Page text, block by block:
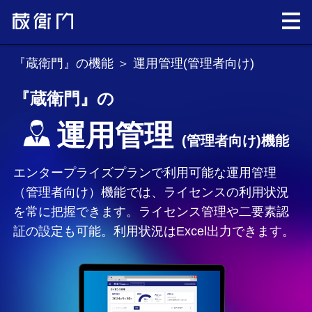
『蔵衛門』の機能＞ 運用管理(管理者向け)
『蔵衛門』の
運用管理 (管理者向け)機能
エンタープライズプランで利用可能な運用管理
（管理者向け）機能では、ライセンスの利用状況
を常に把握できます。ライセンス管理や二要素認
証の設定も可能。利用状況はExcel出力できます。